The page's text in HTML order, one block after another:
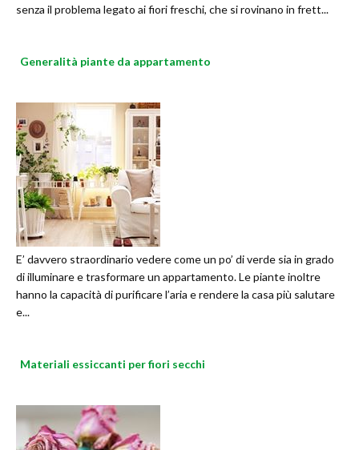
senza il problema legato ai fiori freschi, che si rovinano in frett...
Generalità piante da appartamento
E’ davvero straordinario vedere come un po’ di verde sia in grado
di illuminare e trasformare un appartamento. Le piante inoltre
hanno la capacità di purificare l’aria e rendere la casa più salutare
e...
Materiali essiccanti per fiori secchi